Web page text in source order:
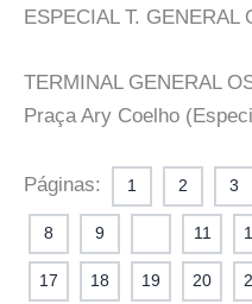
ESPECIAL T. GENERAL
TERMINAL GENERAL
Praça Ary Coelho
Páginas: 1 2 3
8 9 11
17 18 19 20